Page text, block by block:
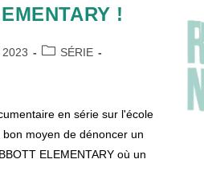
!
PostSÉRIE
en série sur l'école
moyen de dénoncer un
ELEMENTARY où un